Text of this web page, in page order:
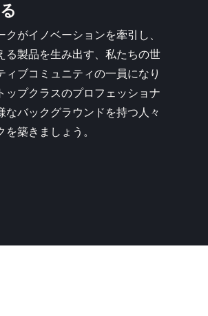
クがイノベーションを牽引し、
る製品を生み出す、私たちの世
ィブコミュニティの一員になり
ップクラスのプロフェッショナ
なバックグラウンドを持つ人々
を築きましょう。